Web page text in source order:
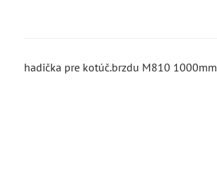
hadička pre kotúč.brzdu M810 1000mm